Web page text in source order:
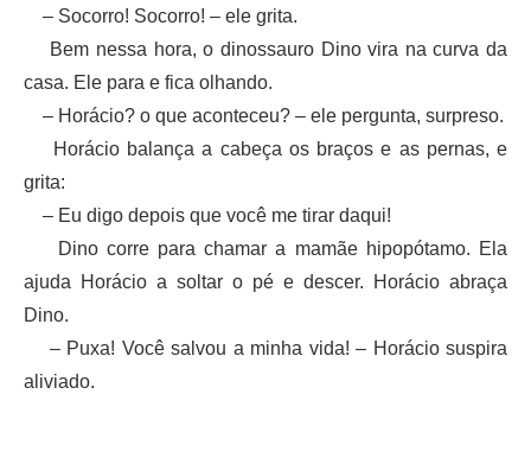
– Socorro! Socorro! – ele grita.
Bem nessa hora, o dinossauro Dino vira na curva da
casa. Ele para e fica olhando.
– Horácio? o que aconteceu? – ele pergunta, surpreso.
Horácio balança a cabeça os braços e as pernas, e
grita:
– Eu digo depois que você me tirar daqui!
Dino corre para chamar a mamãe hipopótamo. Ela
ajuda Horácio a soltar o pé e descer. Horácio abraça
Dino.
– Puxa! Você salvou a minha vida! – Horácio suspira
aliviado.